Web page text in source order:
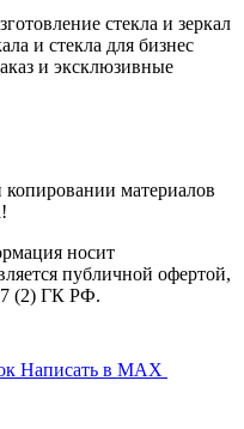
стекла и зеркал
и стекла для бизнес
и эксклюзивные
материалов
носит
публичной офертой,
(2) ГК РФ.
Написать в MAX